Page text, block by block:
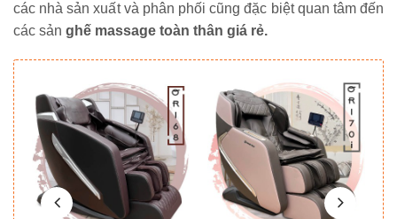
các nhà sản xuất và phân phối cũng đặc biệt quan tâm đến
các sản ghế massage toàn thân giá rẻ.